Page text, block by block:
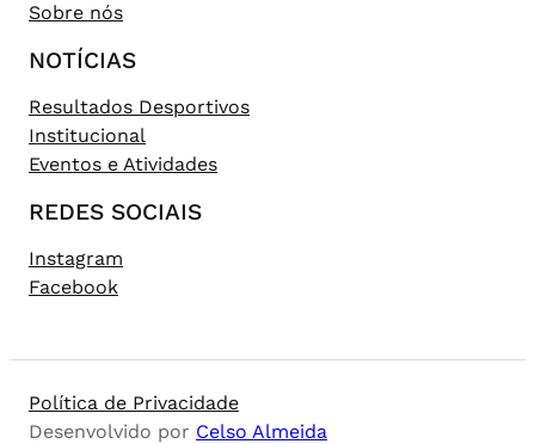
Sobre nós
NOTÍCIAS
Resultados Desportivos
Institucional
Eventos e Atividades
REDES SOCIAIS
Instagram
Facebook
Política de Privacidade
Desenvolvido por Celso Almeida